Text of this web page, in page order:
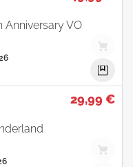
Anniversary VO
29,99 €